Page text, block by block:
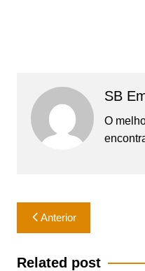
SB
O
Navegação
de
Post
Anterior
Related post